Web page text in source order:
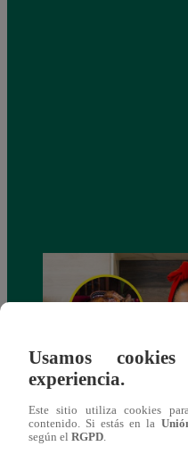
¿Por qué Nelly
antes de Navidad?
Usamos
experiencia.
Este sitio utiliza cookies
contenido. Si estás en la
según el RGPD